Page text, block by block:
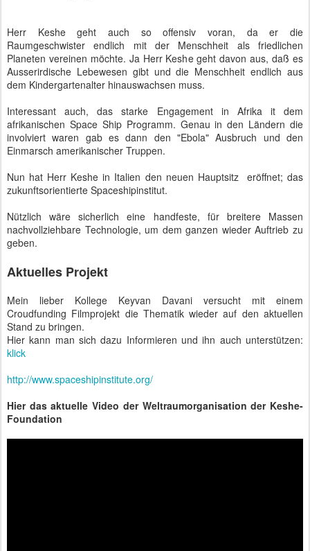
Herr Keshe geht auch so offensiv voran, da er die
Raumgeschwister endlich mit der Menschheit als friedlichen
Planeten vereinen möchte. Ja Herr Keshe geht davon aus, daß es
Ausserirdische Lebewesen gibt und die Menschheit endlich aus
dem Kindergartenalter hinauswachsen muss.
Interessant auch, das starke Engagement in Afrika it dem
afrikanischen Space Ship Programm. Genau in den Ländern die
involviert waren gab es dann den "Ebola" Ausbruch und den
Einmarsch amerikanischer Truppen.
Nun hat Herr Keshe in Italien den neuen Hauptsitz eröffnet; das
zukunftsorientierte Spaceshipinstitut.
Nützlich wäre sicherlich eine handfeste, für breitere Massen
nachvollziehbare Technologie, um dem ganzen wieder Auftrieb zu
geben.
Aktuelles Projekt
Mein lieber Kollege Keyvan Davani versucht mit einem
Croudfunding Filmprojekt die Thematik wieder auf den aktuellen
Stand zu bringen.
Hier kann man sich dazu Informieren und ihn auch unterstützen:
klick
http://www.spaceshipinstitute.org/
Hier das aktuelle Video der Weltraumorganisation der Keshe-
Foundation